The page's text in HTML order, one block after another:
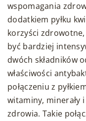
wspomagania
dodatkiem pyłku
korzyści
być bardziej
dwóch składników
właściwości
połączeniu z
witaminy, minerały
zdrowia. Takie